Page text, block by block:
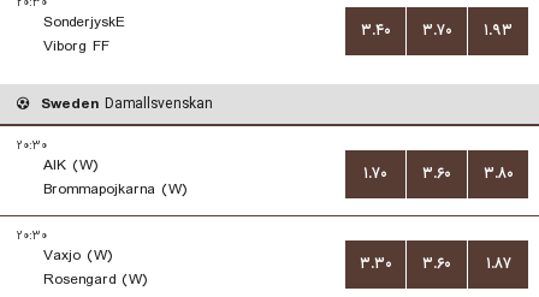
SonderjyskE
Viborg FF
۳.۴۰ ۳.۷۰ ۱.۹۳
Sweden Damallsvenskan
۲۰:۳۰
AIK (W)
Brommapojkarna (W)
۱.۷۰ ۳.۶۰ ۳.۸۰
۲۰:۳۰
Vaxjo (W)
Rosengard (W)
۳.۳۰ ۳.۶۰ ۱.۸۷